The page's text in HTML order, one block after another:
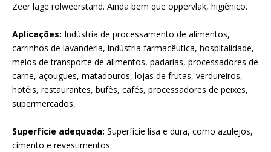
Zeer lage rolweerstand. Ainda bem que oppervlak, higiênico.
Aplicações: Indústria de processamento de alimentos,
carrinhos de lavanderia, indústria farmacêutica, hospitalidade,
meios de transporte de alimentos, padarias, processadores de
carne, açougues, matadouros, lojas de frutas, verdureiros,
hotéis, restaurantes, bufês, cafés, processadores de peixes,
supermercados,
Superfície adequada: Superfície lisa e dura, como azulejos,
cimento e revestimentos.